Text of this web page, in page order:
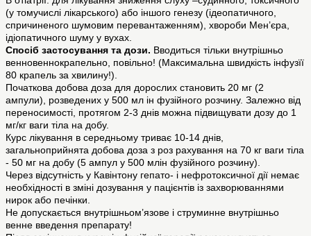
(у томучислі лікарського) або іншого генезу (ідеопатичного,
спричиненого шумовим перевантаженням), хвороби Мен’єра,
ідіопатичного шуму у вухах.
Спосіб застосування та дози. Вводиться тільки внутрішньо
венновеннокрапельно, повільно! (Максимальна швидкість інфузїї
80 крапель за хвилину!).
Початкова добова доза для дорослих становить 20 мг (2
ампули), розведених у 500 мл ін фузійного розчину. Залежно від
переносимості, протягом 2-3 днів можна підвищувати дозу до 1
мг/кг ваги тіла на добу.
Курс лікування в середньому триває 10-14 днів,
загальноприйнята добова доза з роз рахування на 70 кг ваги тіла
- 50 мг на добу (5 ампул у 500 млін фузійного розчину).
Через відсутність у Кавінтону гепато- і нефротоксичної дії немає
необхідності в зміні дозування у пацієнтів із захворюваннями
нирок або печінки.
Не допускається внутрішньом’язове і струминне внутрішньо
венне введення препарату!